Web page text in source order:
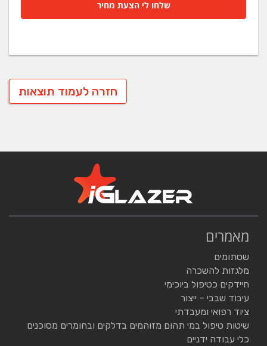
שלחו לי הצעת מחיר
חזרה לעמוד תוצאות
מאמרים
שסתומים
מלגזות להשכרה
חיידקים כטיפול ביוכימי
עיבוד שבבי – ייצור
ציוד רפואי ומעבדתי
שיטות טיפול במי תהום מזוהמים בדלקים ובחומרים מסוכנים
כלי עבודה ידניים